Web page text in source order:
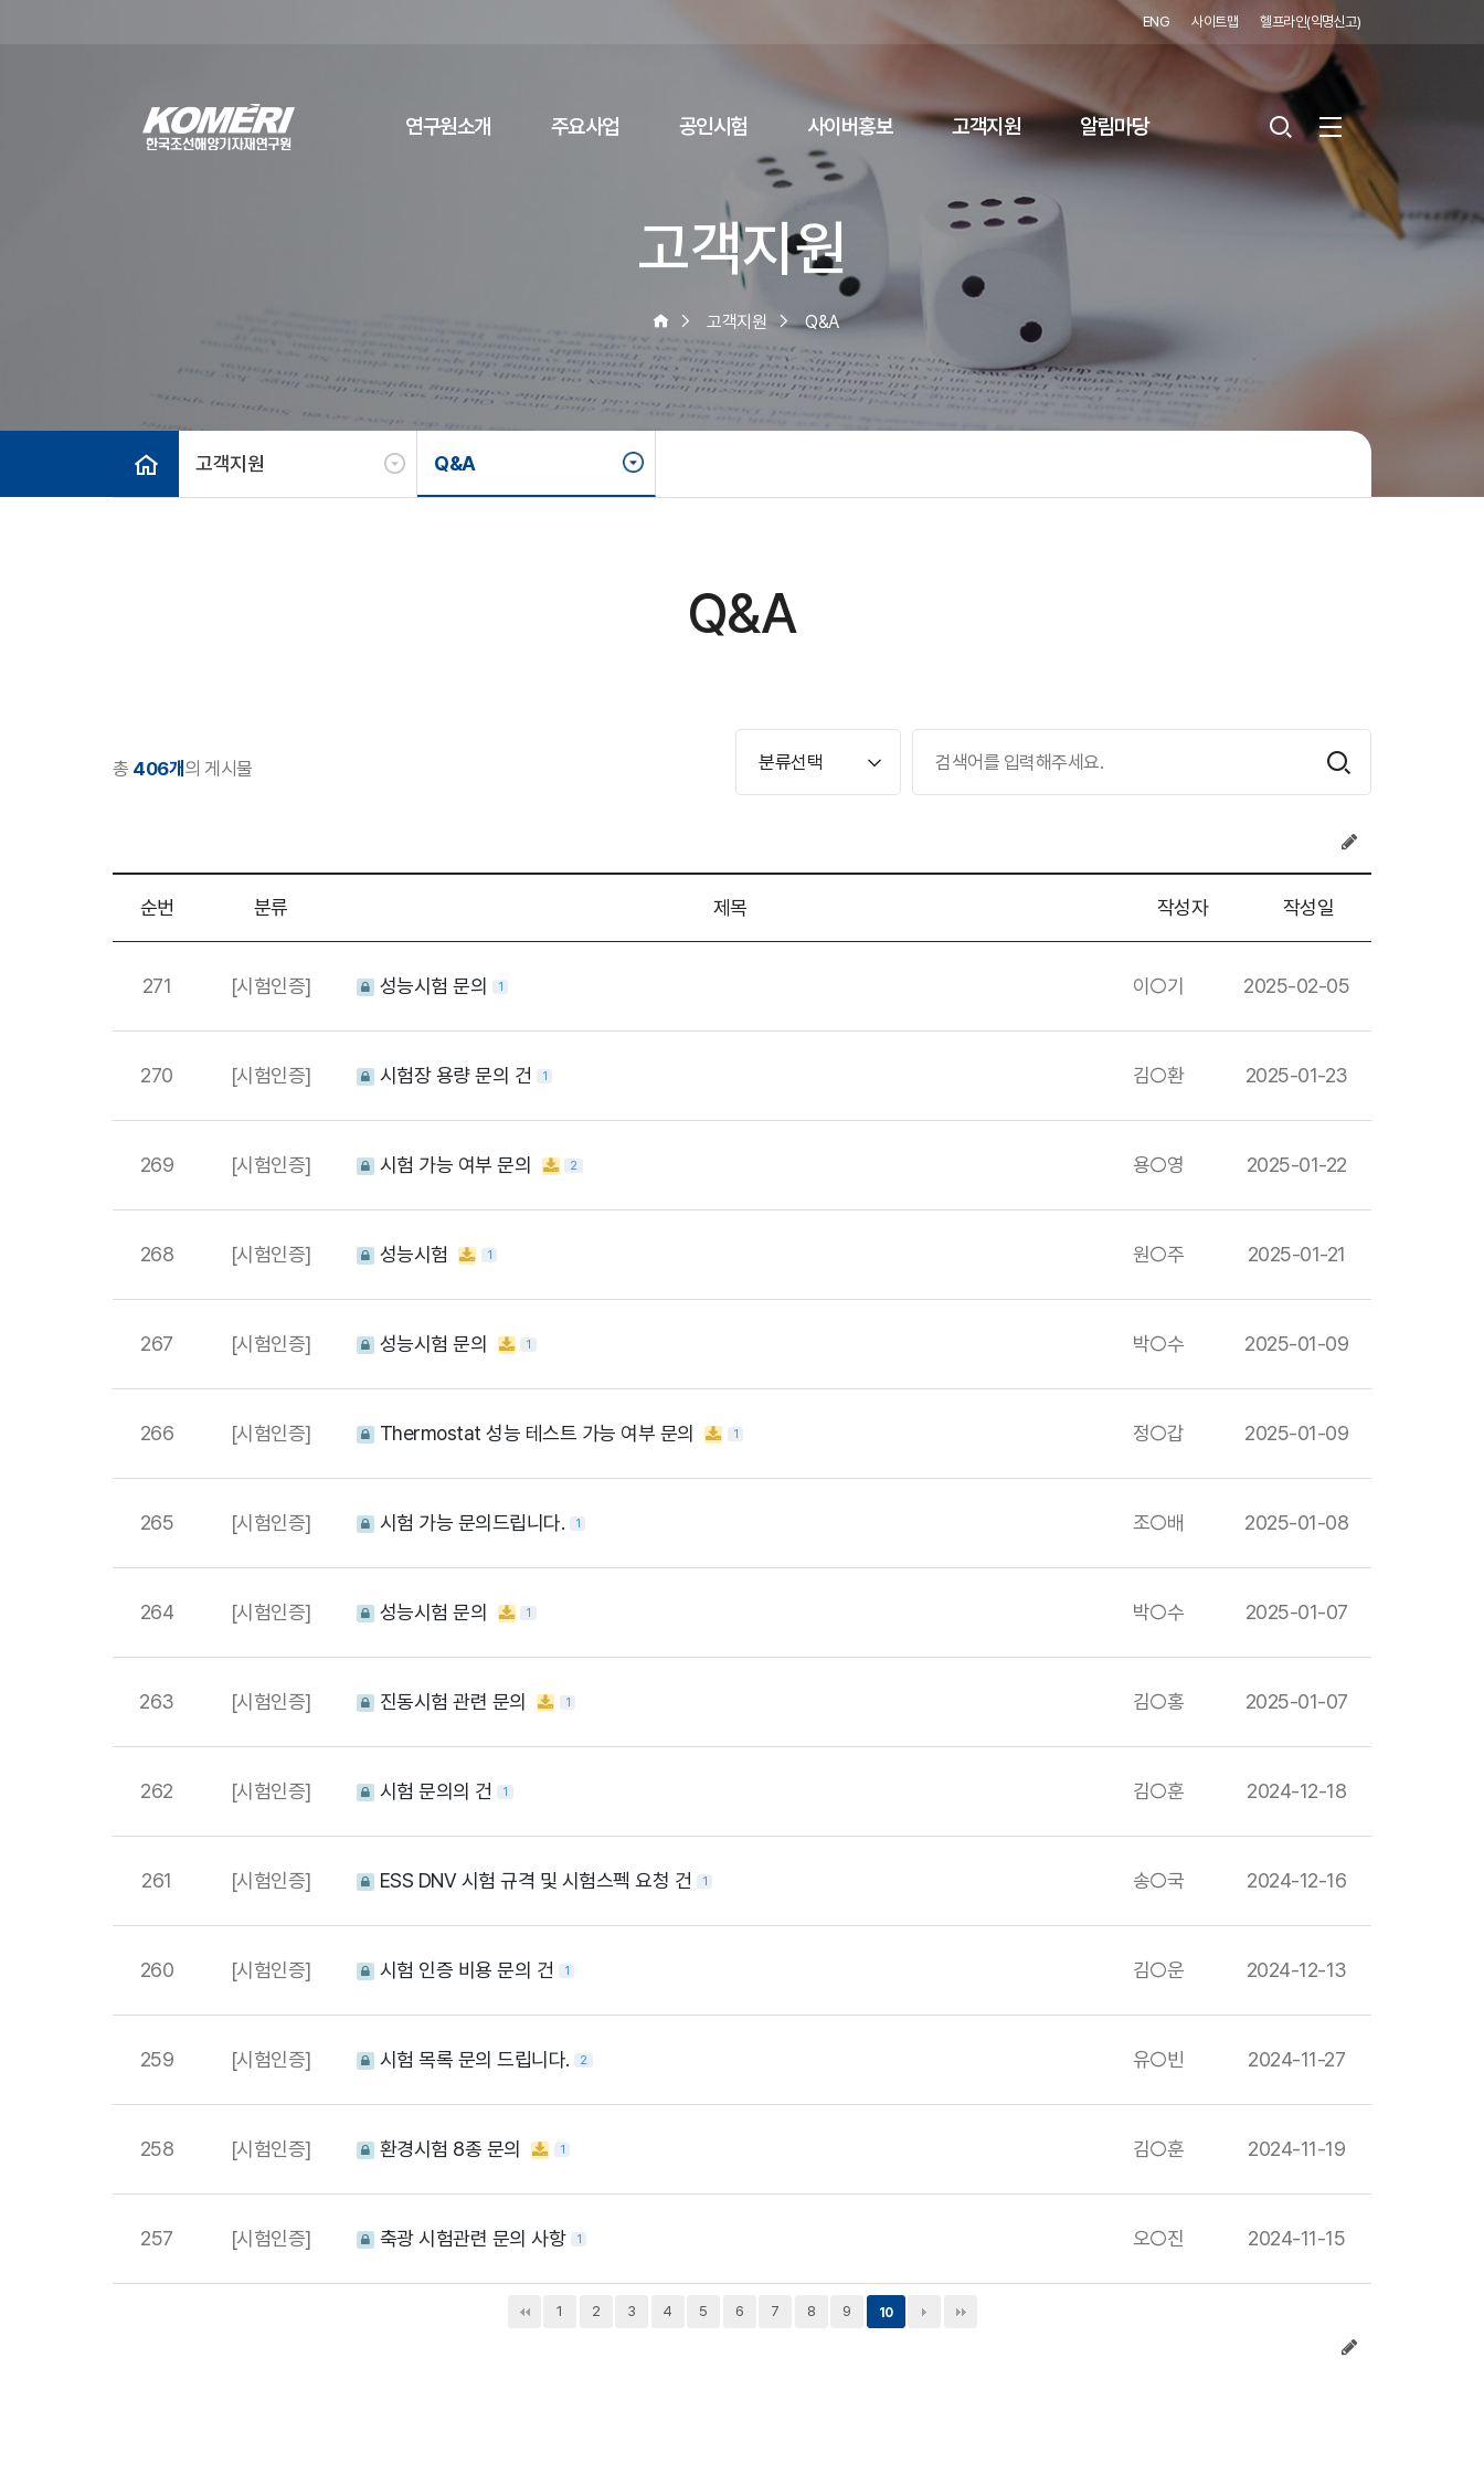
ENG 사이트맵 헬프라인(익명신고)
연구원소개 주요사업 공인시험 사이버홍보 고객지원 알림마당
고객지원
고객지원 Q&A
고객지원 Q&A
Q&A
총 406개 의 게시물
순번 분류 제목 작성자 작성일
271 [시험인증] 성능시험 문의 1 이○기 2025-02-05
270 [시험인증] 시험장 용량 문의 건 1 김○환 2025-01-23
269 [시험인증] 시험 가능 여부 문의 2 용○영 2025-01-22
268 [시험인증] 성능시험 1 원○주 2025-01-21
267 [시험인증] 성능시험 문의 1 박○수 2025-01-09
266 [시험인증] Thermostat 성능 테스트 가능 여부 문의 1 정○갑 2025-01-09
265 [시험인증] 시험 가능 문의드립니다. 1 조○배 2025-01-08
264 [시험인증] 성능시험 문의 1 박○수 2025-01-07
263 [시험인증] 진동시험 관련 문의 1 김○홍 2025-01-07
262 [시험인증] 시험 문의의 건 1 김○훈 2024-12-18
261 [시험인증] ESS DNV 시험 규격 및 시험스펙 요청 건 1 송○국 2024-12-16
260 [시험인증] 시험 인증 비용 문의 건 1 김○운 2024-12-13
259 [시험인증] 시험 목록 문의 드립니다. 2 유○빈 2024-11-27
258 [시험인증] 환경시험 8종 문의 1 김○훈 2024-11-19
257 [시험인증] 축광 시험관련 문의 사항 1 오○진 2024-11-15
1 2 3 4 5 6 7 8 9 10